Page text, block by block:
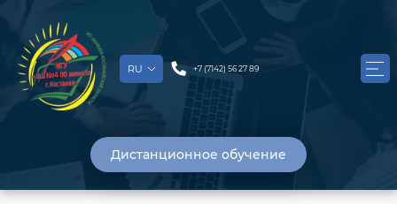
RU +7 (7142) 56 27 89
Дистанционное обучение